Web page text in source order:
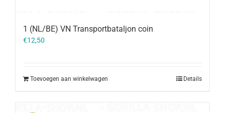
1 (NL/BE) VN Transportbataljon coin
€12,50
Toevoegen aan winkelwagen Details